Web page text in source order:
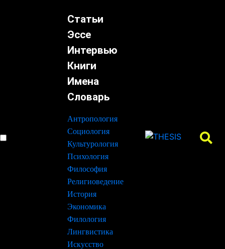
Статьи
Эссе
Интервью
Книги
Имена
Словарь
Антропология
Социология
Культурология
Психология
Философия
Религиоведение
История
Экономика
Филология
Лингвистика
Искусство